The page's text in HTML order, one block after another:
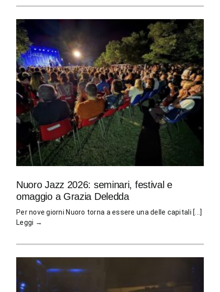
Nuoro Jazz 2026: seminari, festival e
omaggio a Grazia Deledda
Per nove giorni Nuoro torna a essere una delle capitali [...]
Leggi →